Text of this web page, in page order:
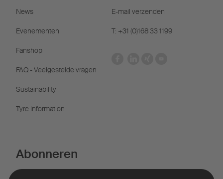
News
Evenementen
Fanshop
FAQ - Veelgestelde vragen
Sustainability
Tyre information
E-mail verzenden
T: +31 (0)168 33 1199
Abonneren